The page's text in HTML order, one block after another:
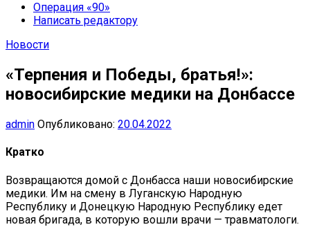
Операция «90»
Написать редактору
Новости
«Терпения и Победы, братья!»:
новосибирские медики на Донбассе
admin Опубликовано: 20.04.2022
Кратко
Возвращаются домой с Донбасса наши новосибирские
медики. Им на смену в Луганскую Народную
Республику и Донецкую Народную Республику едет
новая бригада, в которую вошли врачи — травматологи.